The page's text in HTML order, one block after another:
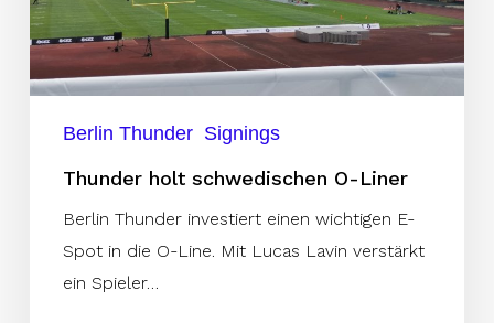
Berlin Thunder Signings
Thunder holt schwedischen O-Liner
Berlin Thunder investiert einen wichtigen E-
Spot in die O-Line. Mit Lucas Lavin verstärkt
ein Spieler…